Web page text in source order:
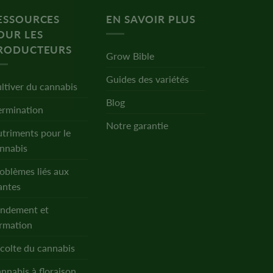
LES
du cannabis
pour le
liés aux
et
du cannabis
EN SAVOIR PLUS
Grow Bible
Guides des variétés
Blog
Notre garantie